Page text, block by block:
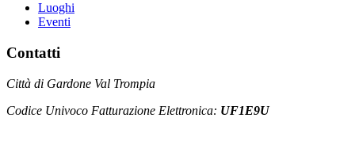
Luoghi
Eventi
Contatti
Città di Gardone Val Trompia
Codice Univoco Fatturazione Elettronica: UF1E9U